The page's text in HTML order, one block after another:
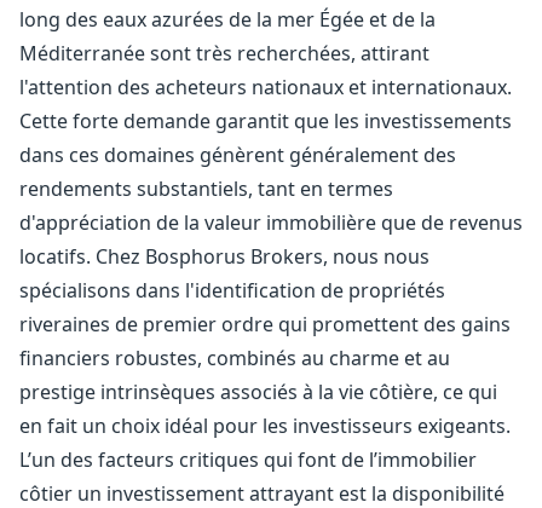
long des eaux azurées de la mer Égée et de la
Méditerranée sont très recherchées, attirant
l'attention des acheteurs nationaux et internationaux.
Cette forte demande garantit que les investissements
dans ces domaines génèrent généralement des
rendements substantiels, tant en termes
d'appréciation de la valeur immobilière que de revenus
locatifs. Chez Bosphorus Brokers, nous nous
spécialisons dans l'identification de propriétés
riveraines de premier ordre qui promettent des gains
financiers robustes, combinés au charme et au
prestige intrinsèques associés à la vie côtière, ce qui
en fait un choix idéal pour les investisseurs exigeants.
L’un des facteurs critiques qui font de l’immobilier
côtier un investissement attrayant est la disponibilité